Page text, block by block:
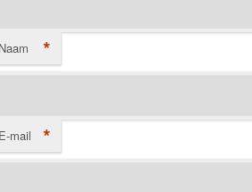
Naam *
E-mail *